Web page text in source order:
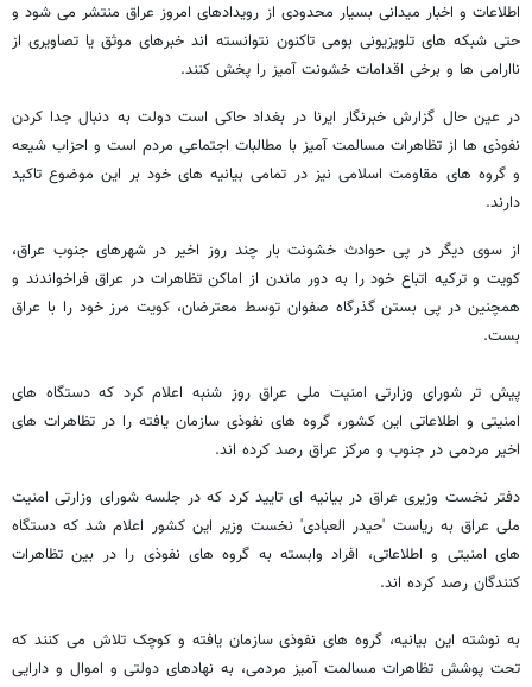
اطلاعات و اخبار میدانی بسیار محدودی از رویدادهای امروز عراق منتشر می شود و
حتی شبکه های تلویزیونی بومی تاکنون نتوانسته اند خبرهای موثق یا تصاویری از
ناارامی ها و برخی اقدامات خشونت آمیز را پخش کنند.
در عین حال گزارش خبرنگار ایرنا در بغداد حاکی است دولت به دنبال جدا کردن
نفوذی ها از تظاهرات مسالمت آمیز با مطالبات اجتماعی مردم است و احزاب شیعه
و گروه های مقاومت اسلامی نیز در تمامی بیانیه های خود بر این موضوع تاکید
دارند.
از سوی دیگر در پی حوادث خشونت بار چند روز اخیر در شهرهای جنوب عراق،
کویت و ترکیه اتباع خود را به دور ماندن از اماکن تظاهرات در عراق فراخواندند و
همچنین در پی بستن گذرگاه صفوان توسط معترضان، کویت مرز خود را با عراق
بست.
پیش تر شورای وزارتی امنیت ملی عراق روز شنبه اعلام کرد که دستگاه های
امنیتی و اطلاعاتی این کشور، گروه های نفوذی سازمان یافته را در تظاهرات های
اخیر مردمی در جنوب و مرکز عراق رصد کرده اند.
دفتر نخست وزیری عراق در بیانیه ای تایید کرد که در جلسه شورای وزارتی امنیت
ملی عراق به ریاست 'حیدر العبادی' نخست وزیر این کشور اعلام شد که دستگاه
های امنیتی و اطلاعاتی، افراد وابسته به گروه های نفوذی را در بین تظاهرات
کنندگان رصد کرده اند.
به نوشته این بیانیه، گروه های نفوذی سازمان یافته و کوچک تلاش می کنند که
تحت پوشش تظاهرات مسالمت آمیز مردمی، به نهادهای دولتی و اموال و دارایی